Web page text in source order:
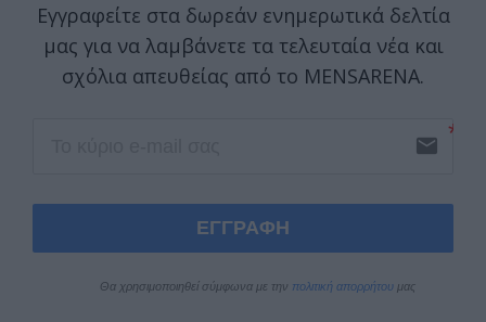
Εγγραφείτε στα δωρεάν ενημερωτικά δελτία
μας για να λαμβάνετε τα τελευταία νέα και
σχόλια απευθείας από το MENSARENA.
email
ΕΓΓΡΑΦΗ
Θα χρησιμοποιηθεί σύμφωνα με την πολιτική απορρήτου μας